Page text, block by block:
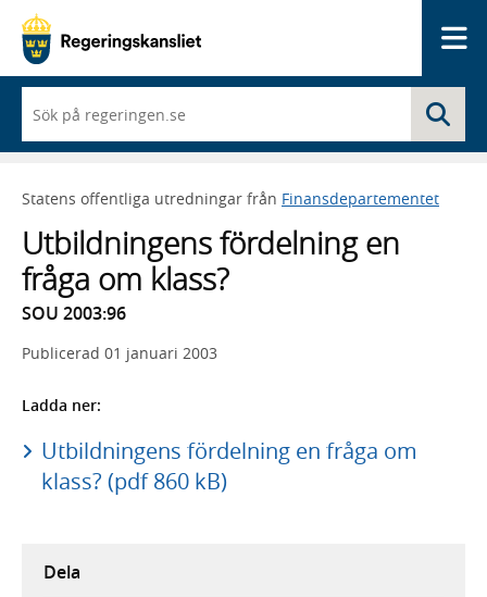
du
börjar
skriva
framträder
lista
med
sökförslag
Statens offentliga utredningar från Finansdepartementet
Utbildningens fördelning en
fråga om klass?
SOU 2003:96
Publicerad 01 januari 2003
Ladda ner:
Utbildningens fördelning en fråga om
klass? (pdf 860 kB)
Dela